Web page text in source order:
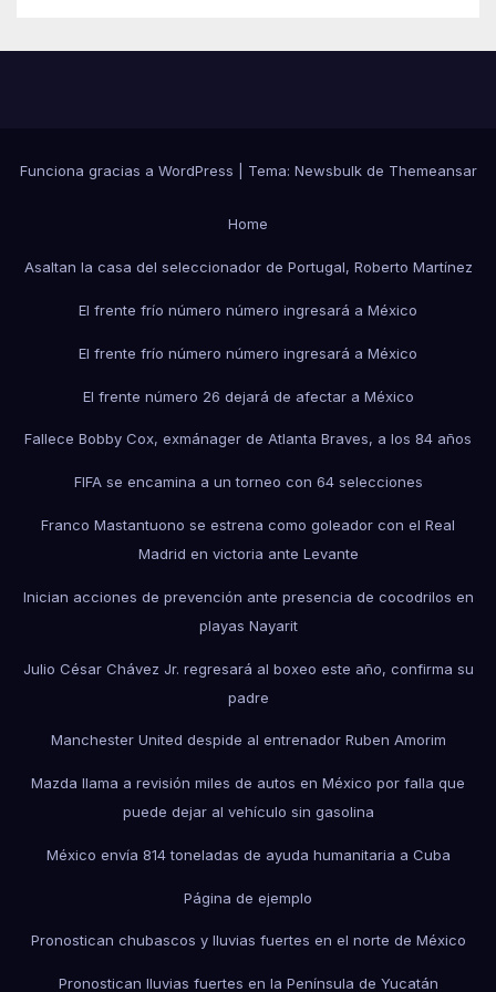
Funciona gracias a WordPress Tema: Newsbulkde Themeansar
Home
Asaltan la casa del seleccionador de Portugal, Roberto Martínez
El frente frío número número ingresará a México
El frente frío número número ingresará a México
El frente número 26 dejará de afectar a México
Fallece Bobby Cox, exmánager de Atlanta Braves, a los 84 años
FIFA se encamina a un torneo con 64 selecciones
Franco Mastantuono se estrena como goleador con el Real
Madrid en victoria ante Levante
Inician acciones de prevención ante presencia de cocodrilos en
playas Nayarit
Julio César Chávez Jr. regresará al boxeo este año, confirma su
padre
Manchester United despide al entrenador Ruben Amorim
Mazda llama a revisión miles de autos en México por falla que
puede dejar al vehículo sin gasolina
México envía 814 toneladas de ayuda humanitaria a Cuba
Página de ejemplo
Pronostican chubascos y lluvias fuertes en el norte de México
Pronostican lluvias fuertes en la Península de Yucatán